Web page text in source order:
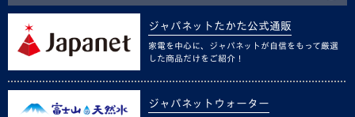
ジャパネットたかた公式通販
家電を中心に、ジャパネットが自信をもって厳選
した商品だけをご紹介！
ジャパネットウォーター